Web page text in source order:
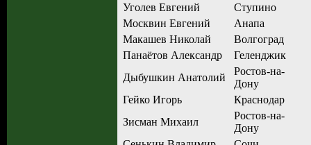
Уголев Евгений
Ступино
Москвин Евгений
Анапа
Макашев Николай
Волгоград
Панаётов Александр
Геленджик
Дыбушкин Анатолий
Ростов-на-
Дону
Гейко Игорь
Краснодар
Зисман Михаил
Ростов-на-
Дону